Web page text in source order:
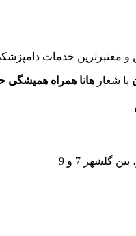
و معتبرترین خدمات
با شعار هانا همراه همیشگی
گلشهر 7 و 9